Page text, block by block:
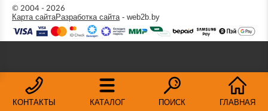
КОНТАКТЫ КАТАЛОГ ПОИСК ГЛАВНАЯ
© 2004 - 2026
Карта сайтаРазработка сайта- web2b.by